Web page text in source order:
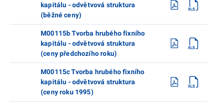
kapitálu - odvětvová struktura
(běžné ceny)
M00115b Tvorba hrubého fixního
kapitálu - odvětvová struktura
(ceny předchozího roku)
M00115c Tvorba hrubého fixního
kapitálu - odvětvová struktura
(ceny roku 1995)